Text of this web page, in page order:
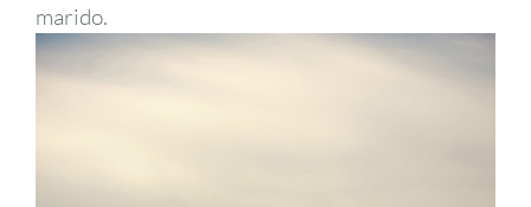
marido.